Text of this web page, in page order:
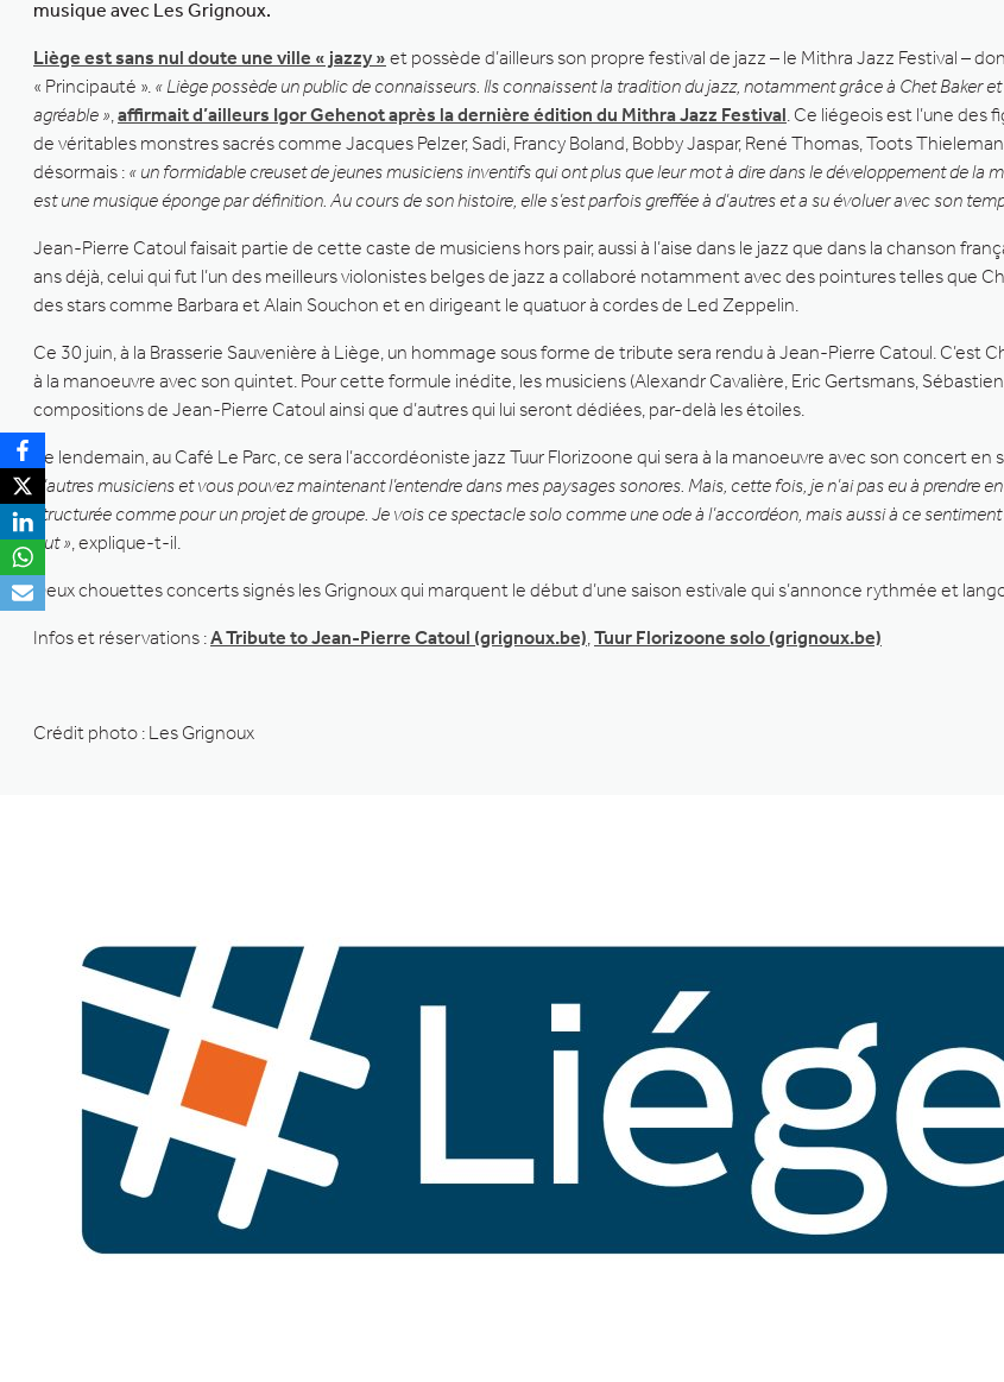
musique avec Les Grignoux.
Liège est sans nul doute une ville « jazzy » et possède d’ailleurs son propre festival de jazz – le Mithra Jazz Festival –
« Principauté ». « Liège possède un public de connaisseurs. Ils connaissent la tradition du jazz, notamment grâce à Chet Baker
agréable »,affirmait d’ailleurs Igor Gehenot après la dernière édition du Mithra Jazz Festival. Ce liégeois est l’une des
de véritables monstres sacrés comme Jacques Pelzer, Sadi, Francy Boland, Bobby Jaspar, René Thomas, Toots
désormais : « un formidable creuset de jeunes musiciens inventifs qui ont plus que leur mot à dire dans le développement de la
est une musique éponge par définition. Au cours de son histoire, elle s’est parfois greffée à d’autres et a su évoluer avec son
Jean-Pierre Catoul faisait partie de cette caste de musiciens hors pair, aussi à l’aise dans le jazz que dans la chanson
ans déjà, celui qui fut l’un des meilleurs violonistes belges de jazz a collaboré notamment avec des pointures telles que
des stars comme Barbara et Alain Souchon et en dirigeant le quatuor à cordes de Led Zeppelin.
Ce 30 juin, à la Brasserie Sauvenière à Liège, un hommage sous forme de tribute sera rendu à Jean-Pierre Catoul. C’est
à la manoeuvre avec son quintet. Pour cette formule inédite, les musiciens (Alexandr Cavalière, Eric Gertsmans,
compositions de Jean-Pierre Catoul ainsi que d’autres qui lui seront dédiées, par-delà les étoiles.
Le lendemain, au Café Le Parc, ce sera l’accordéoniste jazz Tuur Florizoone qui sera à la manoeuvre avec son concert en
d’autres musiciens et vous pouvez maintenant l’entendre dans mes paysages sonores. Mais, cette fois, je n’ai pas eu à prendre
structurée comme pour un projet de groupe. Je vois ce spectacle solo comme une ode à l’accordéon, mais aussi à ce
out », explique-t-il.
Deux chouettes concerts signés les Grignoux qui marquent le début d’une saison estivale qui s’annonce rythmée et
Infos et réservations :A Tribute to Jean-Pierre Catoul (grignoux.be),Tuur Florizoone solo (grignoux.be)
Crédit photo : Les Grignoux